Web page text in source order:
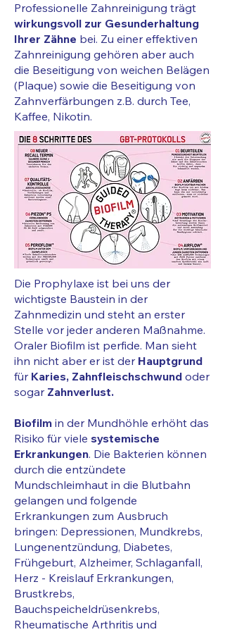
Professionelle Zahnreinigung trägt
wirkungsvoll zur Gesunderhaltung
Ihrer Zähne bei. Zu einer effektiven
Zahnreinigung gehören aber auch
die Beseitigung von weichen Belägen
(Plaque) sowie die Beseitigung von
Zahnverfärbungen z.B. durch Tee,
Kaffee, Nikotin.
Die Prophylaxe ist bei uns der
wichtigste Baustein in der
Zahnmedizin und steht an erster
Stelle vor jeder anderen Maßnahme.
Oraler Biofilm ist perfide. Man sieht
ihn nicht aber er ist der Hauptgrund
für Karies, Zahnfleischschwund oder
sogar Zahnverlust.
Biofilm in der Mundhöhle erhöht das
Risiko für viele systemische
Erkrankungen. Die Bakterien können
durch die entzündete
Mundschleimhaut in die Blutbahn
gelangen und folgende
Erkrankungen zum Ausbruch
bringen: Depressionen, Mundkrebs,
Lungenentzündung, Diabetes,
Frühgeburt, Alzheimer, Schlaganfall,
Herz - Kreislauf Erkrankungen,
Brustkrebs,
Bauchspeicheldrüsenkrebs,
Rheumatische Arthritis und